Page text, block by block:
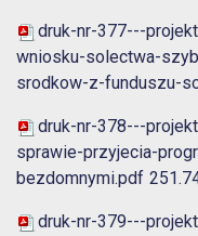
druk-nr-377---
wniosku-solectwa-
srodkow-z-funduszu-
druk-nr-378---
sprawie-przyjecia-
bezdomnymi.pdf
druk-nr-379---